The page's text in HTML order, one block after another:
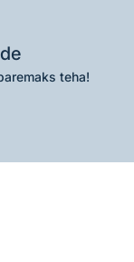
teha!